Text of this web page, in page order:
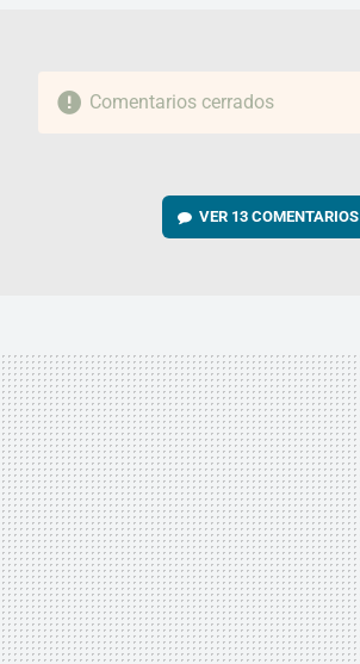
Comentarios cerrados
VER 13 COMENTARIOS